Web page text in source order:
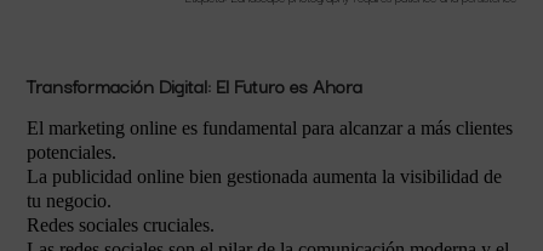
Transformación Digital: El Futuro es Ahora
El marketing online es fundamental para alcanzar a más clientes
potenciales.
La publicidad online bien gestionada aumenta la visibilidad de
tu negocio.
Redes sociales cruciales.